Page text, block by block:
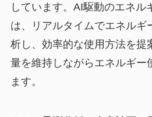
しています。AI駆動のエネル
は、リアルタイムでエネルギ
析し、効率的な使用方法を提
量を維持しながらエネルギー
ます。